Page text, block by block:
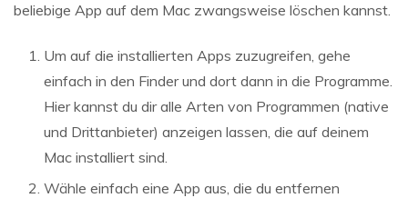
beliebige App auf dem Mac zwangsweise löschen kannst.
Um auf die installierten Apps zuzugreifen, gehe
einfach in den Finder und dort dann in die Programme.
Hier kannst du dir alle Arten von Programmen (native
und Drittanbieter) anzeigen lassen, die auf deinem
Mac installiert sind.
Wähle einfach eine App aus, die du entfernen